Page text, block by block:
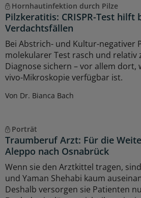
Hornhautinfektion durch Pilze
Pilzkeratitis: CRISPR-Test hilft
Verdachtsfällen
Bei Abstrich- und Kultur-negativer
molekularer Test rasch und relativ
Diagnose sichern – vor allem dort,
vivo-Mikroskopie verfügbar ist.
Von Dr. Bianca Bach
Porträt
Traumberuf Arzt: Für die
Aleppo nach Osnabrück
Wenn sie den Arztkittel tragen,
und Yaman Shehabi kaum
Deshalb versorgen sie Patienten